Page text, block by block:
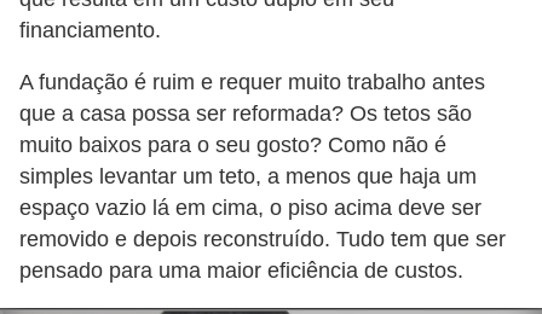
financiamento.
A fundação é ruim e requer muito trabalho antes
que a casa possa ser reformada? Os tetos são
muito baixos para o seu gosto? Como não é
simples levantar um teto, a menos que haja um
espaço vazio lá em cima, o piso acima deve ser
removido e depois reconstruído. Tudo tem que ser
pensado para uma maior eficiência de custos.